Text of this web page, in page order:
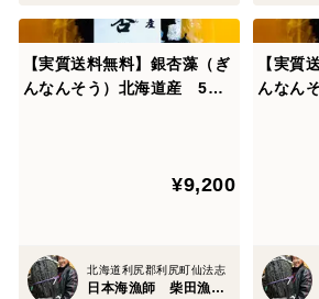
【実質送料無料】銀杏藻（ぎ
んなんそう）北海道産 5袋1
¥9,200
北海道利尻郡利尻町仙法志
日本海漁師 柴田漁業部
【実質
んなん